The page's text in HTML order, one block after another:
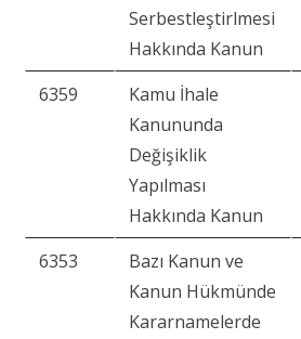
Serbestleştirlmesi
Hakkında Kanun
6359
Kamu İhale
Kanununda
Değişiklik
Yapılması
Hakkında Kanun
6353
Bazı Kanun ve
Kanun Hükmünde
Kararnamelerde